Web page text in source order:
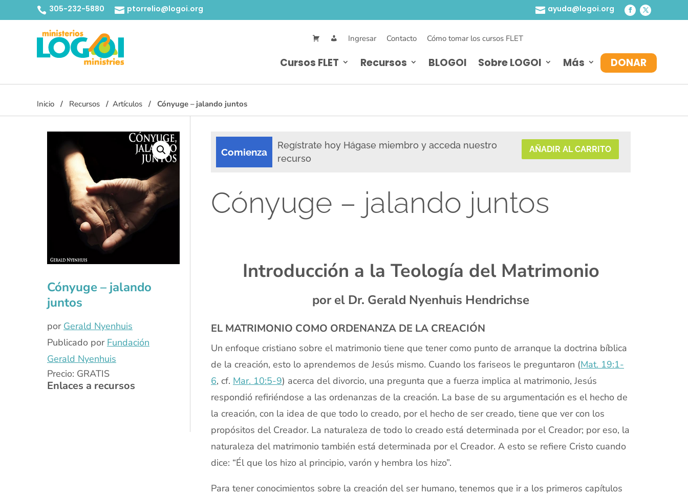
 305-232-5880  ptorrelio@logoi.org  ayuda@logoi.org
Ingresar Contacto Cómo tomar los cursos FLET
Cursos FLET Recursos BLOGOI Sobre LOGOI Más DONAR
Inicio Recursos Artículos Cónyuge – jalando juntos
Cónyuge – jalando
juntos
por Gerald Nyenhuis
Publicado por Fundación
Gerald Nyenhuis
Precio: GRATIS
Enlaces a recursos
Comienza
Regístrate hoy Hágase miembro y acceda nuestro
recurso
AÑADIR AL CARRITO
Cónyuge – jalando juntos
Introducción a la Teología del Matrimonio
por el Dr. Gerald Nyenhuis Hendrichse
EL MATRIMONIO COMO ORDENANZA DE LA CREACIÓN
Un enfoque cristiano sobre el matrimonio tiene que tener como punto de arranque la doctrina bíblica
de la creación, esto lo aprendemos de Jesús mismo. Cuando los fariseos le preguntaron (Mat. 19:1-
6, cf. Mar. 10:5-9) acerca del divorcio, una pregunta que a fuerza implica al matrimonio, Jesús
respondió refiriéndose a las ordenanzas de la creación. La base de su argumentación es el hecho de
la creación, con la idea de que todo lo creado, por el hecho de ser creado, tiene que ver con los
propósitos del Creador. La naturaleza de todo lo creado está determinada por el Creador; por eso, la
naturaleza del matrimonio también está determinada por el Creador. A esto se refiere Cristo cuando
dice: “Él que los hizo al principio, varón y hembra los hizo”.
Para tener conocimientos sobre la creación del ser humano, tenemos que ir a los primeros capítulos